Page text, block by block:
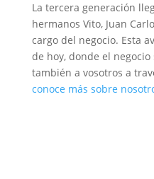
La tercera generación
hermanos Vito, Juan
cargo del negocio. Esta
de hoy, donde el
también a vosotros a
conoce más sobre